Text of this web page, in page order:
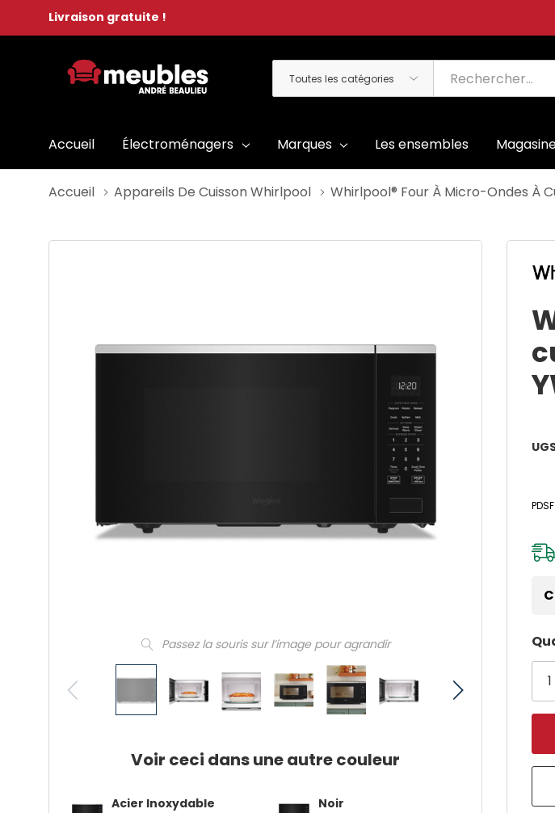
Livraison gratuite !
Toutes
les
Rechercher
Accueil Électroménagers Marques Les ensembles
Accueil Appareils De Cuisson Whirlpool Whirlpool® Four À Micro-Ondes À
Passez la souris sur l’image pour agrandir
Voir ceci dans une autre couleur
Acier Inoxydable Noir
PDSF
plus